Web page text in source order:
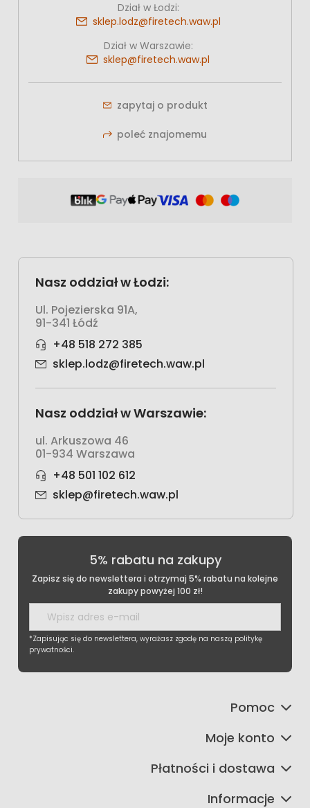
Dział w Łodzi:
sklep.lodz@firetech.waw.pl
Dział w Warszawie:
sklep@firetech.waw.pl
zapytaj o produkt
poleć znajomemu
Nasz oddział w Łodzi:
Ul. Pojezierska 91A,
91-341 Łódź
+48 518 272 385
sklep.lodz@firetech.waw.pl
Nasz oddział w Warszawie:
ul. Arkuszowa 46
01-934 Warszawa
+48 501 102 612
sklep@firetech.waw.pl
5% rabatu na zakupy
Zapisz się do newslettera i otrzymaj 5% rabatu na kolejne
zakupy powyżej 100 zł!
*Zapisując się do newslettera, wyrażasz zgodę na naszą politykę
prywatności.
Pomoc
Moje konto
Płatności i dostawa
Informacje